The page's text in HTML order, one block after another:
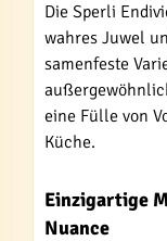
Die Sperli
wahres Juwel
samenfeste
eine Fülle von
Küche.
Einzigartige
Nuance